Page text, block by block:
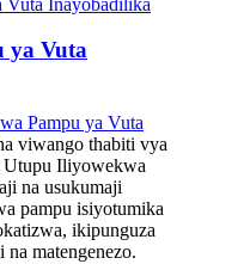
ya Vuta
Pampu ya Vuta
viwango thabiti vya
Utupu Iliyowekwa
na usukumaji
pampu isiyotumika
ikipunguza
matengenezo.